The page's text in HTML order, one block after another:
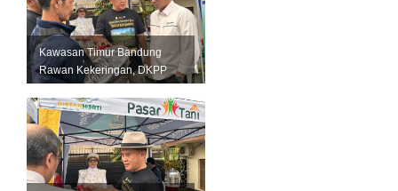
Kawasan Timur Bandung
Rawan Kekeringan, DKPP
Lindungi Pro...